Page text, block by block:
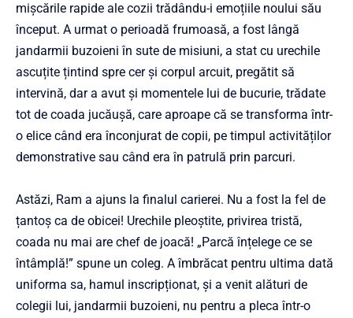
mișcările rapide ale cozii trădându-i emoțiile noului său
început. A urmat o perioadă frumoasă, a fost lângă
jandarmii buzoieni în sute de misiuni, a stat cu urechile
ascuțite țintind spre cer și corpul arcuit, pregătit să
intervină, dar a avut și momentele lui de bucurie, trădate
tot de coada jucăușă, care aproape că se transforma într-
o elice când era înconjurat de copii, pe timpul activităților
demonstrative sau când era în patrulă prin parcuri.
Astăzi, Ram a ajuns la finalul carierei. Nu a fost la fel de
țantoș ca de obicei! Urechile pleoștite, privirea tristă,
coada nu mai are chef de joacă! „Parcă înțelege ce se
întâmplă!” spune un coleg. A îmbrăcat pentru ultima dată
uniforma sa, hamul inscripționat, și a venit alături de
colegii lui, jandarmii buzoieni, nu pentru a pleca într-o